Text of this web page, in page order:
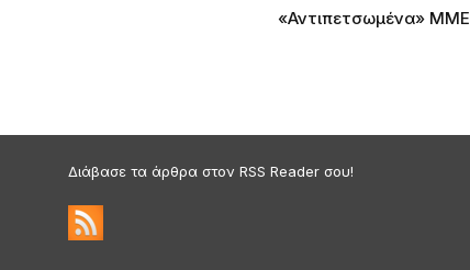
«Αντιπετσωμένα» ΜΜΕ
Διάβασε τα άρθρα στον RSS Reader σου!